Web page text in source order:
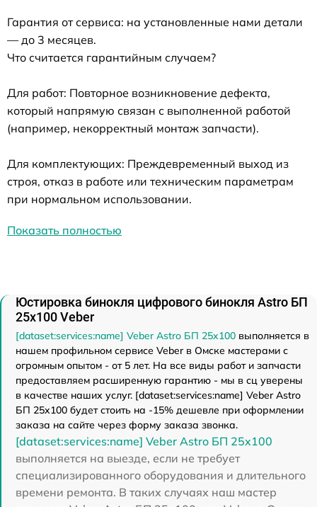
Гарантия от сервиса: на установленные нами детали
— до 3 месяцев.
Что считается гарантийным случаем?
Для работ: Повторное возникновение дефекта,
который напрямую связан с выполненной работой
(например, некорректный монтаж запчасти).
Для комплектующих: Преждевременный выход из
строя, отказ в работе или техническим параметрам
при нормальном использовании.
Показать полностью
Юстировка бинокля цифрового бинокля Astro БП
25x100 Veber
[dataset:services:name] Veber Astro БП 25x100 выполняется в
нашем профильном сервисе Veber в Омске мастерами с
огромным опытом - от 5 лет. На все виды работ и запчасти
предоставляем расширенную гарантию - мы в сц уверены
в качестве наших услуг. [dataset:services:name] Veber Astro
БП 25x100 будет стоить на -15% дешевле при оформлении
заказа на сайте через форму заказа звонка.
[dataset:services:name] Veber Astro БП 25x100
выполняется на выезде, если не требует
специализированного оборудования и длительного
времени ремонта. В таких случаях наш мастер